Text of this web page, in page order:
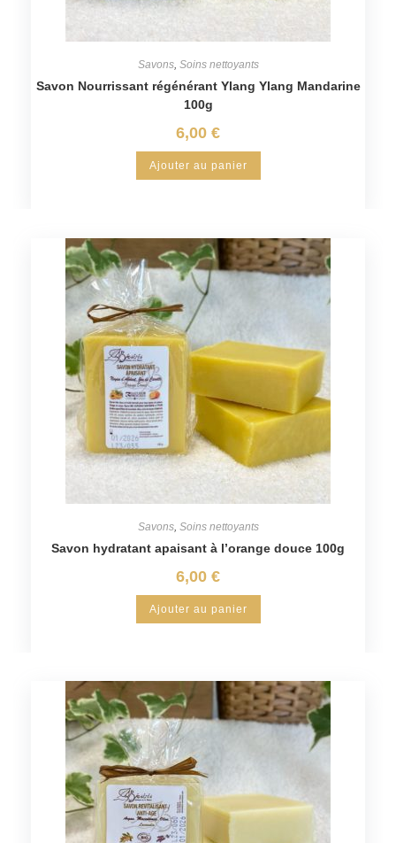
Savons, Soins nettoyants
Savon Nourrissant régénérant Ylang Ylang Mandarine
100g
6,00 €
Ajouter au panier
Savons, Soins nettoyants
Savon hydratant apaisant à l’orange douce 100g
6,00 €
Ajouter au panier